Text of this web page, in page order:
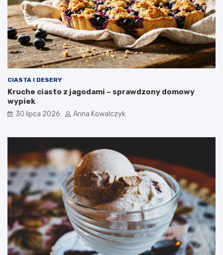
CIASTA I DESERY
Kruche ciasto z jagodami – sprawdzony domowy
wypiek
30 lipca 2026 Anna Kowalczyk